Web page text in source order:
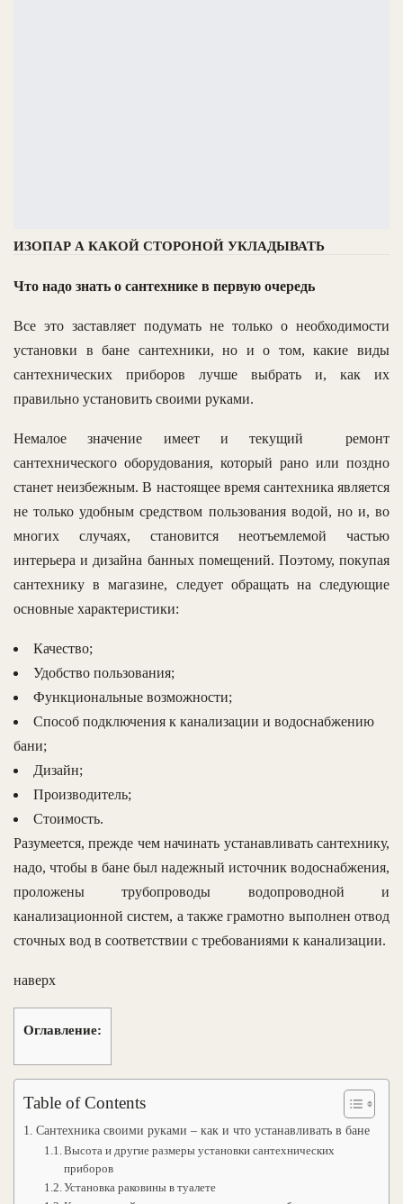
ИЗОПАР А КАКОЙ СТОРОНОЙ УКЛАДЫВАТЬ
Что надо знать о сантехнике в первую очередь
Все это заставляет подумать не только о необходимости
установки в бане сантехники, но и о том, какие виды
сантехнических приборов лучше выбрать и, как их
правильно установить своими руками.
Немалое значение имеет и текущий ремонт
сантехнического оборудования, который рано или поздно
станет неизбежным. В настоящее время сантехника является
не только удобным средством пользования водой, но и, во
многих случаях, становится неотъемлемой частью
интерьера и дизайна банных помещений. Поэтому, покупая
сантехнику в магазине, следует обращать на следующие
основные характеристики:
Качество;
Удобство пользования;
Функциональные возможности;
Способ подключения к канализации и водоснабжению
бани;
Дизайн;
Производитель;
Стоимость.
Разумеется, прежде чем начинать устанавливать сантехнику,
надо, чтобы в бане был надежный источник водоснабжения,
проложены трубопроводы водопроводной и
канализационной систем, а также грамотно выполнен отвод
сточных вод в соответствии с требованиями к канализации.
наверх
Оглавление:
Table of Contents
Сантехника своими руками – как и что устанавливать в бане
Высота и другие размеры установки сантехнических
приборов
Установка раковины в туалете